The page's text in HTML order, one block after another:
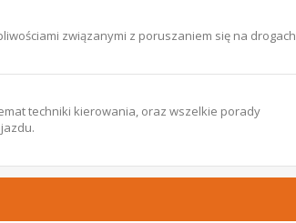
związanymi z poruszaniem się na drogach
techniki kierowania, oraz wszelkie porady